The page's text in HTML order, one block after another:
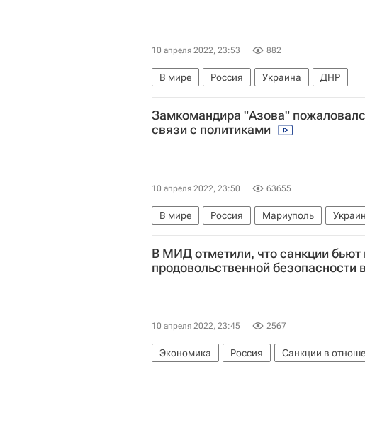
10 апреля 2022, 23:53 882
В мире Россия Украина ДНР
Замкомандира "Азова"
связи с политиками
10 апреля 2022, 23:50 63655
В мире Россия Мариуполь
В МИД отметили, что санкции бьют
продовольственной безопасности
10 апреля 2022, 23:45 2567
Экономика Россия Санкции в